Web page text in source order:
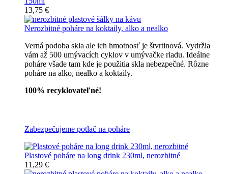
13,75 €
Nerozbitné poháre na koktaily, alko a nealko
Verná podoba skla ale ich hmotnosť je štvrtinová. Vydržia
vám až 500 umývacích cyklov v umývačke riadu. Ideálne
poháre všade tam kde je použitia skla nebezpečné. Rôzne
poháre na alko, nealko a koktaily.
100% recyklovateľné!
Zabezpečujeme potlač na poháre
Plastové poháre na long drink 230ml, nerozbitné
11,29 €